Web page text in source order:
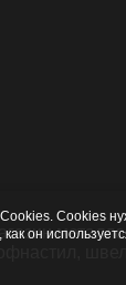
Cookies
он